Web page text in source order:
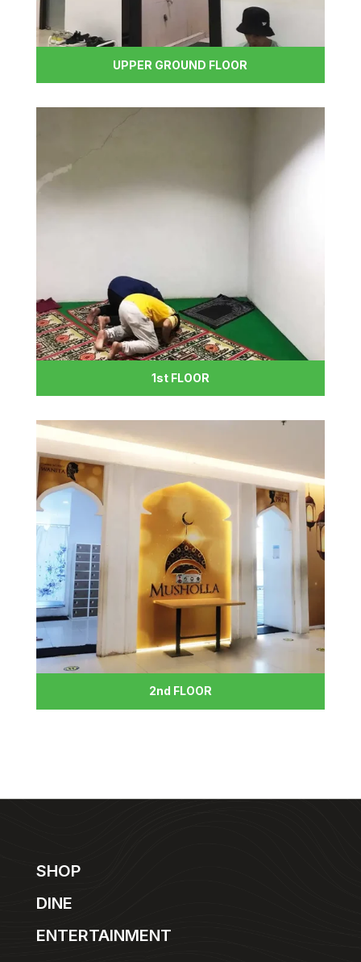
SHOP
DINE
ENTERTAINMENT